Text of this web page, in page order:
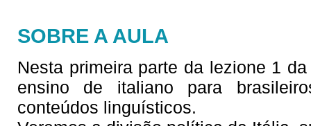
SOBRE A AULA
Nesta primeira parte da lezione 1
ensino de italiano para
conteúdos linguísticos.